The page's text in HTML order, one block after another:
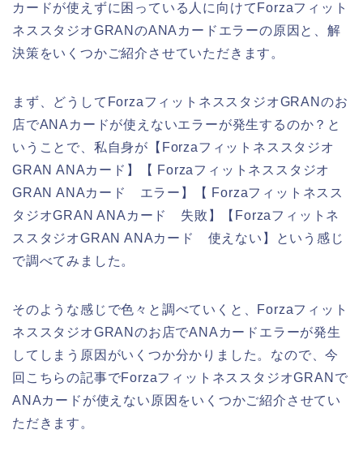
カードが使えずに困っている人に向けてForzaフィット
ネススタジオGRANのANAカードエラーの原因と、解
決策をいくつかご紹介させていただきます。
まず、どうしてForzaフィットネススタジオGRANのお
店でANAカードが使えないエラーが発生するのか？と
いうことで、私自身が【Forzaフィットネススタジオ
GRAN ANAカード】【 Forzaフィットネススタジオ
GRAN ANAカード エラー】【 Forzaフィットネスス
タジオGRAN ANAカード 失敗】【Forzaフィットネ
ススタジオGRAN ANAカード 使えない】という感じ
で調べてみました。
そのような感じで色々と調べていくと、Forzaフィット
ネススタジオGRANのお店でANAカードエラーが発生
してしまう原因がいくつか分かりました。なので、今
回こちらの記事でForzaフィットネススタジオGRANで
ANAカードが使えない原因をいくつかご紹介させてい
ただきます。